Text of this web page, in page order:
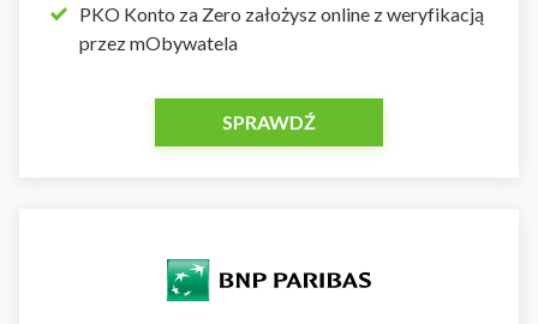
PKO Konto za Zero założysz online z weryfikacją
przez mObywatela
SPRAWDŹ